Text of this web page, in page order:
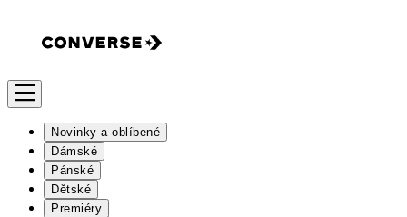
Novinky a oblíbené
Dámské
Pánské
Dětské
Premiéry